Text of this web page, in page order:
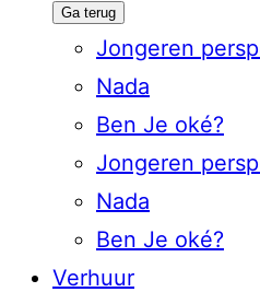
Ga terug
Jongeren
Nada
Ben Je oké?
Jongeren
Nada
Ben Je oké?
Verhuur